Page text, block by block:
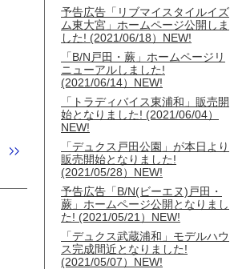
予告広告「リブマイスタイルイズ
ム東大宮」ホームページ公開しま
した! (2021/06/18）NEW!
「B/N戸田・蕨」ホームページリ
ニューアルしました!
(2021/06/14）NEW!
「トラディバイス東浦和」販売開
始となりました! (2021/06/04）
NEW!
「デュクス戸田公園」が本日より
販売開始となりました!
(2021/05/28）NEW!
予告広告「B/N(ビーエヌ)戸田・
蕨」ホームページ公開となりまし
た! (2021/05/21）NEW!
「デュクス武蔵浦和」モデルハウ
ス完成間近となりました!
(2021/05/07）NEW!